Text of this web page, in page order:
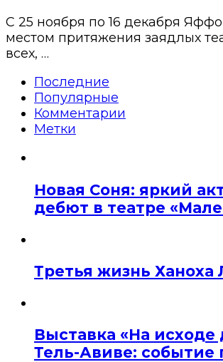
С 25 ноября по 16 декабря Яффо
местом притяжения заядлых
всех, …
Последние
Популярные
Комментарии
Метки
Новая Соня: яркий
дебют в театре
Третья жизнь Ханоха
Выставка «На исходе
Тель-Авиве: событие